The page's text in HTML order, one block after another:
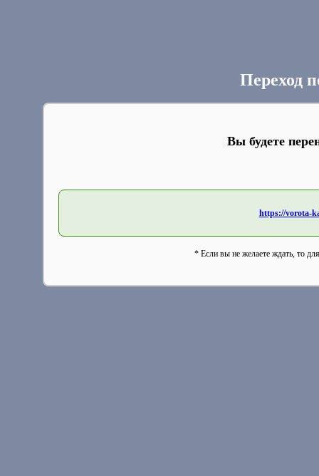
Переход
Вы будете
https://vorota-
* Если вы не желаете ждать, то